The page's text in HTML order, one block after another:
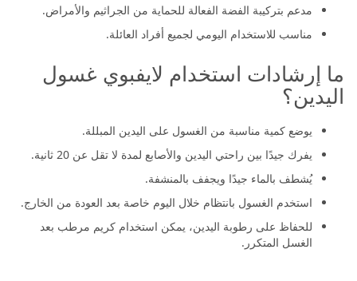
مدعم بتركيبة الفضة الفعالة للحماية من الجراثيم والأمراض.
مناسب للاستخدام اليومي لجميع أفراد العائلة.
ما إرشادات استخدام لايفبوي غسول
اليدين؟
يوضع كمية مناسبة من الغسول على اليدين المبللة.
يفرك جيدًا بين راحتي اليدين والأصابع لمدة لا تقل عن 20 ثانية.
يُشطف بالماء جيدًا ويجفف بالمنشفة.
استخدم الغسول بانتظام خلال اليوم خاصة بعد العودة من الخارج.
للحفاظ على رطوبة اليدين، يمكن استخدام كريم مرطب بعد
الغسل المتكرر.